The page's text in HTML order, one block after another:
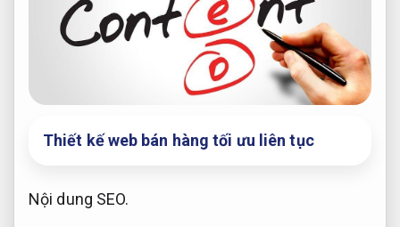
Thiết kế web bán hàng tối ưu liên tục
Nội dung SEO.